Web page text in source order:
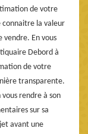
de votre
la valeur
vendre. En vous
Debord à
de votre
transparente.
rendre à son
sur sa
avant une